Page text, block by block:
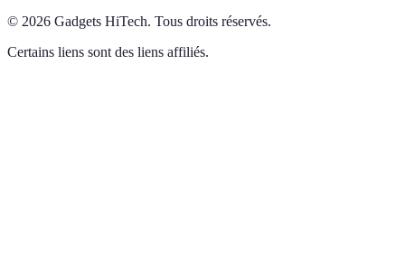
© 2026 Gadgets HiTech. Tous droits réservés.
Certains liens sont des liens affiliés.